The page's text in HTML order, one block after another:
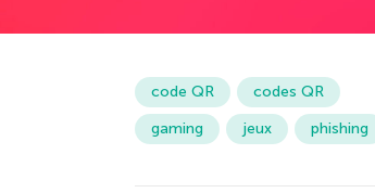
code QR
codes QR
gaming
jeux phishing